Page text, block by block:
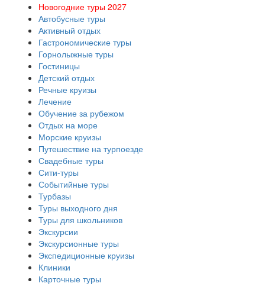
Новогодние туры 2027
Автобусные туры
Активный отдых
Гастрономические туры
Горнолыжные туры
Гостиницы
Детский отдых
Речные круизы
Лечение
Обучение за рубежом
Отдых на море
Морские круизы
Путешествие на турпоезде
Свадебные туры
Сити-туры
Событийные туры
Турбазы
Туры выходного дня
Туры для школьников
Экскурсии
Экскурсионные туры
Экспедиционные круизы
Клиники
Карточные туры